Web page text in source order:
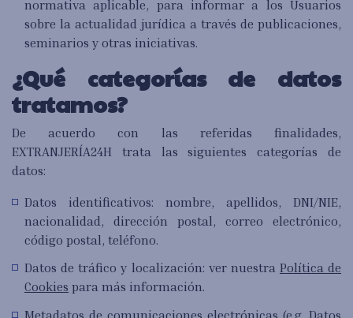
normativa aplicable, para informar a los Usuarios
sobre la actualidad jurídica a través de publicaciones,
seminarios y otras iniciativas.
¿Qué categorías de datos
tratamos?
De acuerdo con las referidas finalidades,
EXTRANJERÍA24H trata las siguientes categorías de
datos:
Datos identificativos: nombre, apellidos, DNI/NIE,
nacionalidad, dirección postal, correo electrónico,
código postal, teléfono.
Datos de tráfico y localización: ver nuestra Política de
Cookies para más información.
Metadatos de comunicaciones electrónicas (e.g. Datos